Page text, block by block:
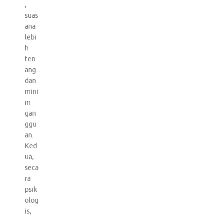
,
suas
ana
lebi
h
ten
ang
dan
mini
m
gan
ggu
an.
Ked
ua,
seca
ra
psik
olog
is,